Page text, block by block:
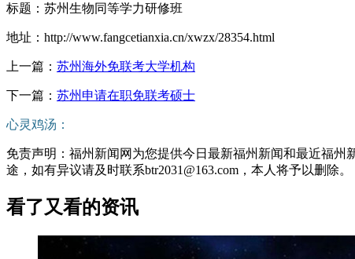
标题：苏州生物同等学力研修班
地址：http://www.fangcetianxia.cn/xwzx/28354.html
上一篇： 苏州海外免联考大学机构
下一篇： 苏州申请在职免联考硕士
心灵鸡汤：
免责声明：福州新闻网为您提供今日最新福州新闻和最近福
途，如有异议请及时联系btr2031@163.com，本人将予以删除。
看了又看的资讯